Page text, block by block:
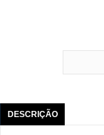
DESCRIÇÃO